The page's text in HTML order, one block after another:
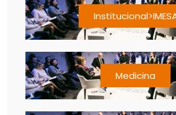
Medicina